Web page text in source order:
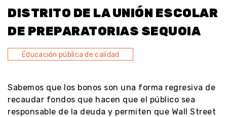
DISTRITO DE LA UNIÓN ESCOLAR
DE PREPARATORIAS SEQUOIA
Educación pública de calidad
Sabemos que los bonos son una forma regresiva de
recaudar fondos que hacen que el público sea
responsable de la deuda y permiten que Wall Street